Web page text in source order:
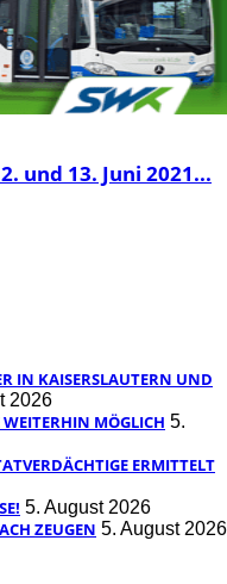
und 13. Juni 2021...
IN KAISERSLAUTERN UND
2026
WEITERHIN MÖGLICH 5.
ERMITTELT
5. August 2026
ZEUGEN 5. August 2026